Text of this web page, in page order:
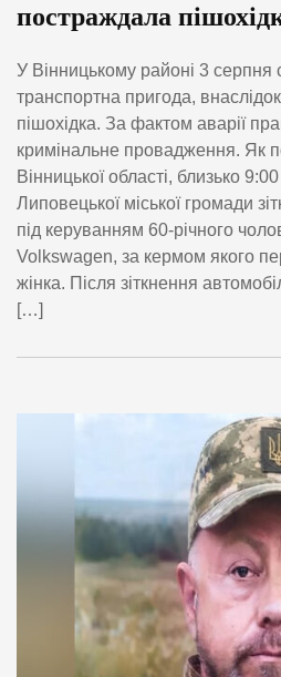
постраждала
У Вінницькому районі 3 серпня
транспортна пригода,
пішохідка. За фактом аварії
кримінальне провадження. Як
Вінницької області, близько
Липовецької міської громади
під керуванням 60-річного
Volkswagen, за кермом якого
жінка. Після зіткнення
[…]